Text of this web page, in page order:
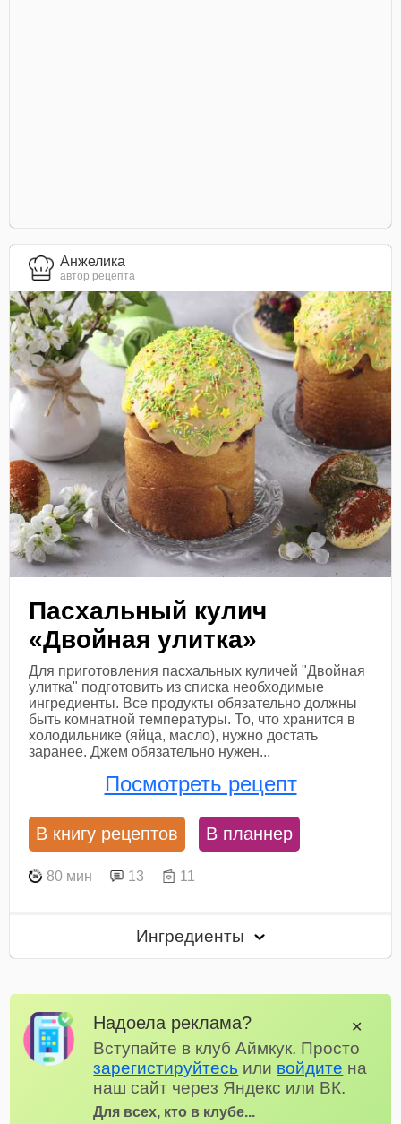
Анжелика
автор рецепта
Пасхальный кулич
«Двойная улитка»
Для приготовления пасхальных куличей "Двойная
улитка" подготовить из списка необходимые
ингредиенты. Все продукты обязательно должны
быть комнатной температуры. То, что хранится в
холодильнике (яйца, масло), нужно достать
заранее. Джем обязательно нужен...
Посмотреть рецепт
В книгу рецептов В планнер
80 мин 13 11
Ингредиенты
Надоела реклама?
Вступайте в клуб Аймкук. Просто
зарегистируйтесь или войдите на
наш сайт через Яндекс или ВК.
Для всех, кто в клубе...
✕